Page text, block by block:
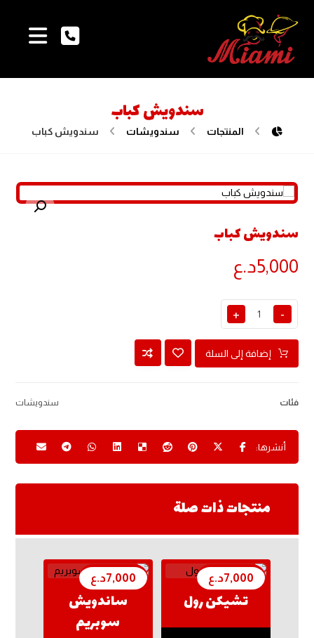
سندويش كباب
المنتجات سندويشات سندويش كباب
تكبير الصورة
سندويش كباب
5,000د.ع
-
+
إضافة إلى السلة
فئات سندويشات
منتجات ذات صلة
تشيكن رول
7,000د.ع
ساندويش
سوبريم
7,000د.ع